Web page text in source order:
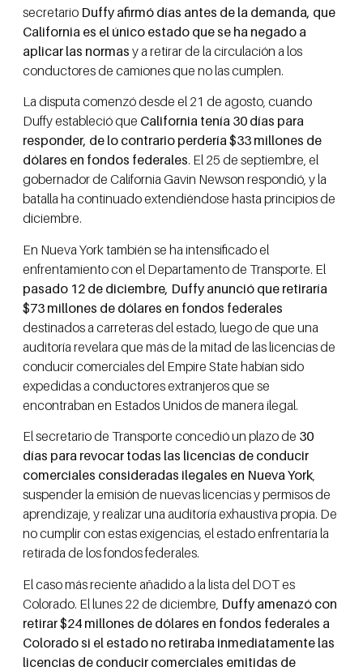
secretario Duffy afirmó días antes de la demanda, que
California es el único estado que se ha negado a
aplicar las normas y a retirar de la circulación a los
conductores de camiones que no las cumplen.
La disputa comenzó desde el 21 de agosto, cuando
Duffy estableció que California tenía 30 días para
responder, de lo contrario perdería $33 millones de
dólares en fondos federales. El 25 de septiembre, el
gobernador de California Gavin Newson respondió, y la
batalla ha continuado extendiéndose hasta principios de
diciembre.
En Nueva York también se ha intensificado el
enfrentamiento con el Departamento de Transporte. El
pasado 12 de diciembre, Duffy anunció que retiraría
$73 millones de dólares en fondos federales
destinados a carreteras del estado, luego de que una
auditoría revelara que más de la mitad de las licencias de
conducir comerciales del Empire State habían sido
expedidas a conductores extranjeros que se
encontraban en Estados Unidos de manera ilegal.
El secretario de Transporte concedió un plazo de 30
días para revocar todas las licencias de conducir
comerciales consideradas ilegales en Nueva York,
suspender la emisión de nuevas licencias y permisos de
aprendizaje, y realizar una auditoría exhaustiva propia. De
no cumplir con estas exigencias, el estado enfrentaría la
retirada de los fondos federales.
El caso más reciente añadido a la lista del DOT es
Colorado. El lunes 22 de diciembre, Duffy amenazó con
retirar $24 millones de dólares en fondos federales a
Colorado si el estado no retiraba inmediatamente las
licencias de conducir comerciales emitidas de